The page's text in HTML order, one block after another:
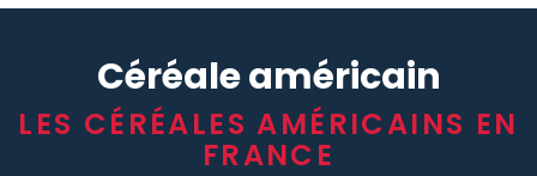
Céréale américain
LES CÉRÉALES AMÉRICAINS EN
FRANCE